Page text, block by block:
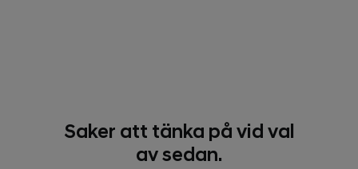
Saker att tänka på vid val
av sedan.